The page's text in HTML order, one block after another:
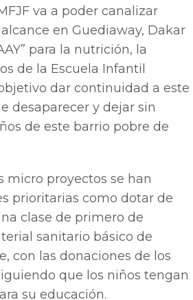
va a poder canalizar
en Guediaway, Dakar
para la nutrición, la
de la Escuela Infantil
dar continuidad a este
desaparecer y dejar sin
de este barrio pobre de
micro proyectos se han
prioritarias como dotar de
clase de primero de
sanitario básico de
con las donaciones de los
que los niños tengan
su educación.